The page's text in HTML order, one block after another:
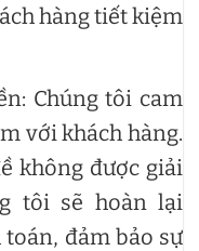
hàng tiết kiệm
Chúng tôi cam
với khách hàng.
không được giải
tôi sẽ hoàn lại
đảm bảo sự